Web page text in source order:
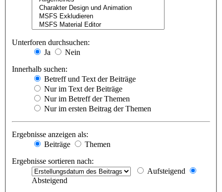
Unterforen durchsuchen:
Ja
Nein
Innerhalb suchen:
Betreff und Text der Beiträge
Nur im Text der Beiträge
Nur im Betreff der Themen
Nur im ersten Beitrag der Themen
Ergebnisse anzeigen als:
Beiträge
Themen
Ergebnisse sortieren nach:
Aufsteigend
Absteigend